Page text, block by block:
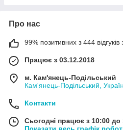
Про нас
99% позитивних з 444 відгуків
Працює з 03.12.2018
м. Кам'янець-Подільський
Кам'янець-Подільський,
Контакти
Сьогодні працює з 10:00 до